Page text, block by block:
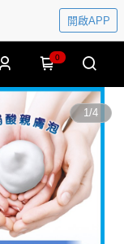
開啟APP
0
1/4